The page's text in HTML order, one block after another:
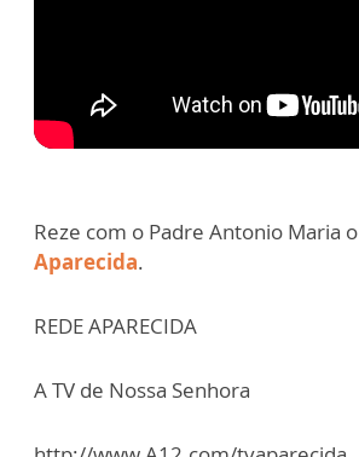
Reze com o Padre Antonio Maria o
Aparecida.
REDE APARECIDA
A TV de Nossa Senhora